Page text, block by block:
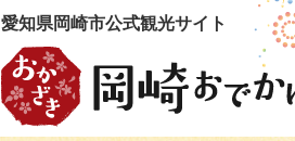
愛知県岡崎市公式観光サイト